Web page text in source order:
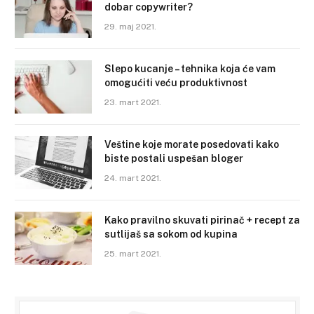
dobar copywriter?
29. maj 2021.
Slepo kucanje – tehnika koja će vam
omogućiti veću produktivnost
23. mart 2021.
Veštine koje morate posedovati kako
biste postali uspešan bloger
24. mart 2021.
Kako pravilno skuvati pirinač + recept za
sutlijaš sa sokom od kupina
25. mart 2021.